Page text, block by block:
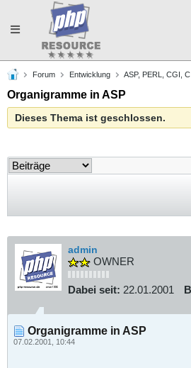
Toggle
navigation
Forum Entwicklung ASP, PERL, CGI,
Organigramme in ASP
Dieses Thema ist geschlossen.
admin
OWNER
Dabei seit: 22.01.2001
Organigramme in ASP
07.02.2001, 10:44